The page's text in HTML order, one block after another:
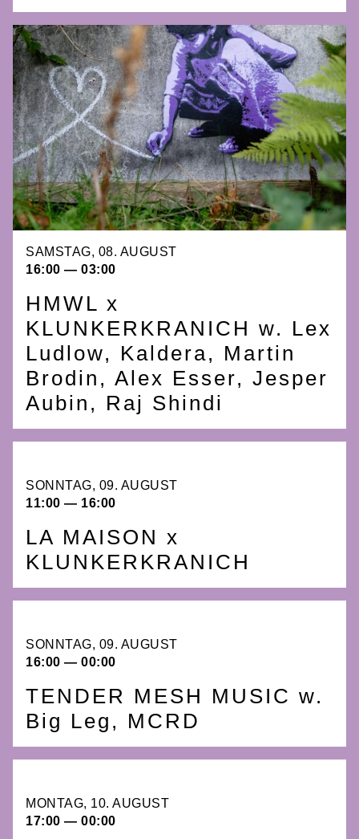
SAMSTAG, 08. AUGUST
16:00 — 03:00
HMWL x
KLUNKERKRANICH w. Lex
Ludlow, Kaldera, Martin
Brodin, Alex Esser, Jesper
Aubin, Raj Shindi
SONNTAG, 09. AUGUST
11:00 — 16:00
LA MAISON x
KLUNKERKRANICH
SONNTAG, 09. AUGUST
16:00 — 00:00
TENDER MESH MUSIC w.
Big Leg, MCRD
MONTAG, 10. AUGUST
17:00 — 00:00